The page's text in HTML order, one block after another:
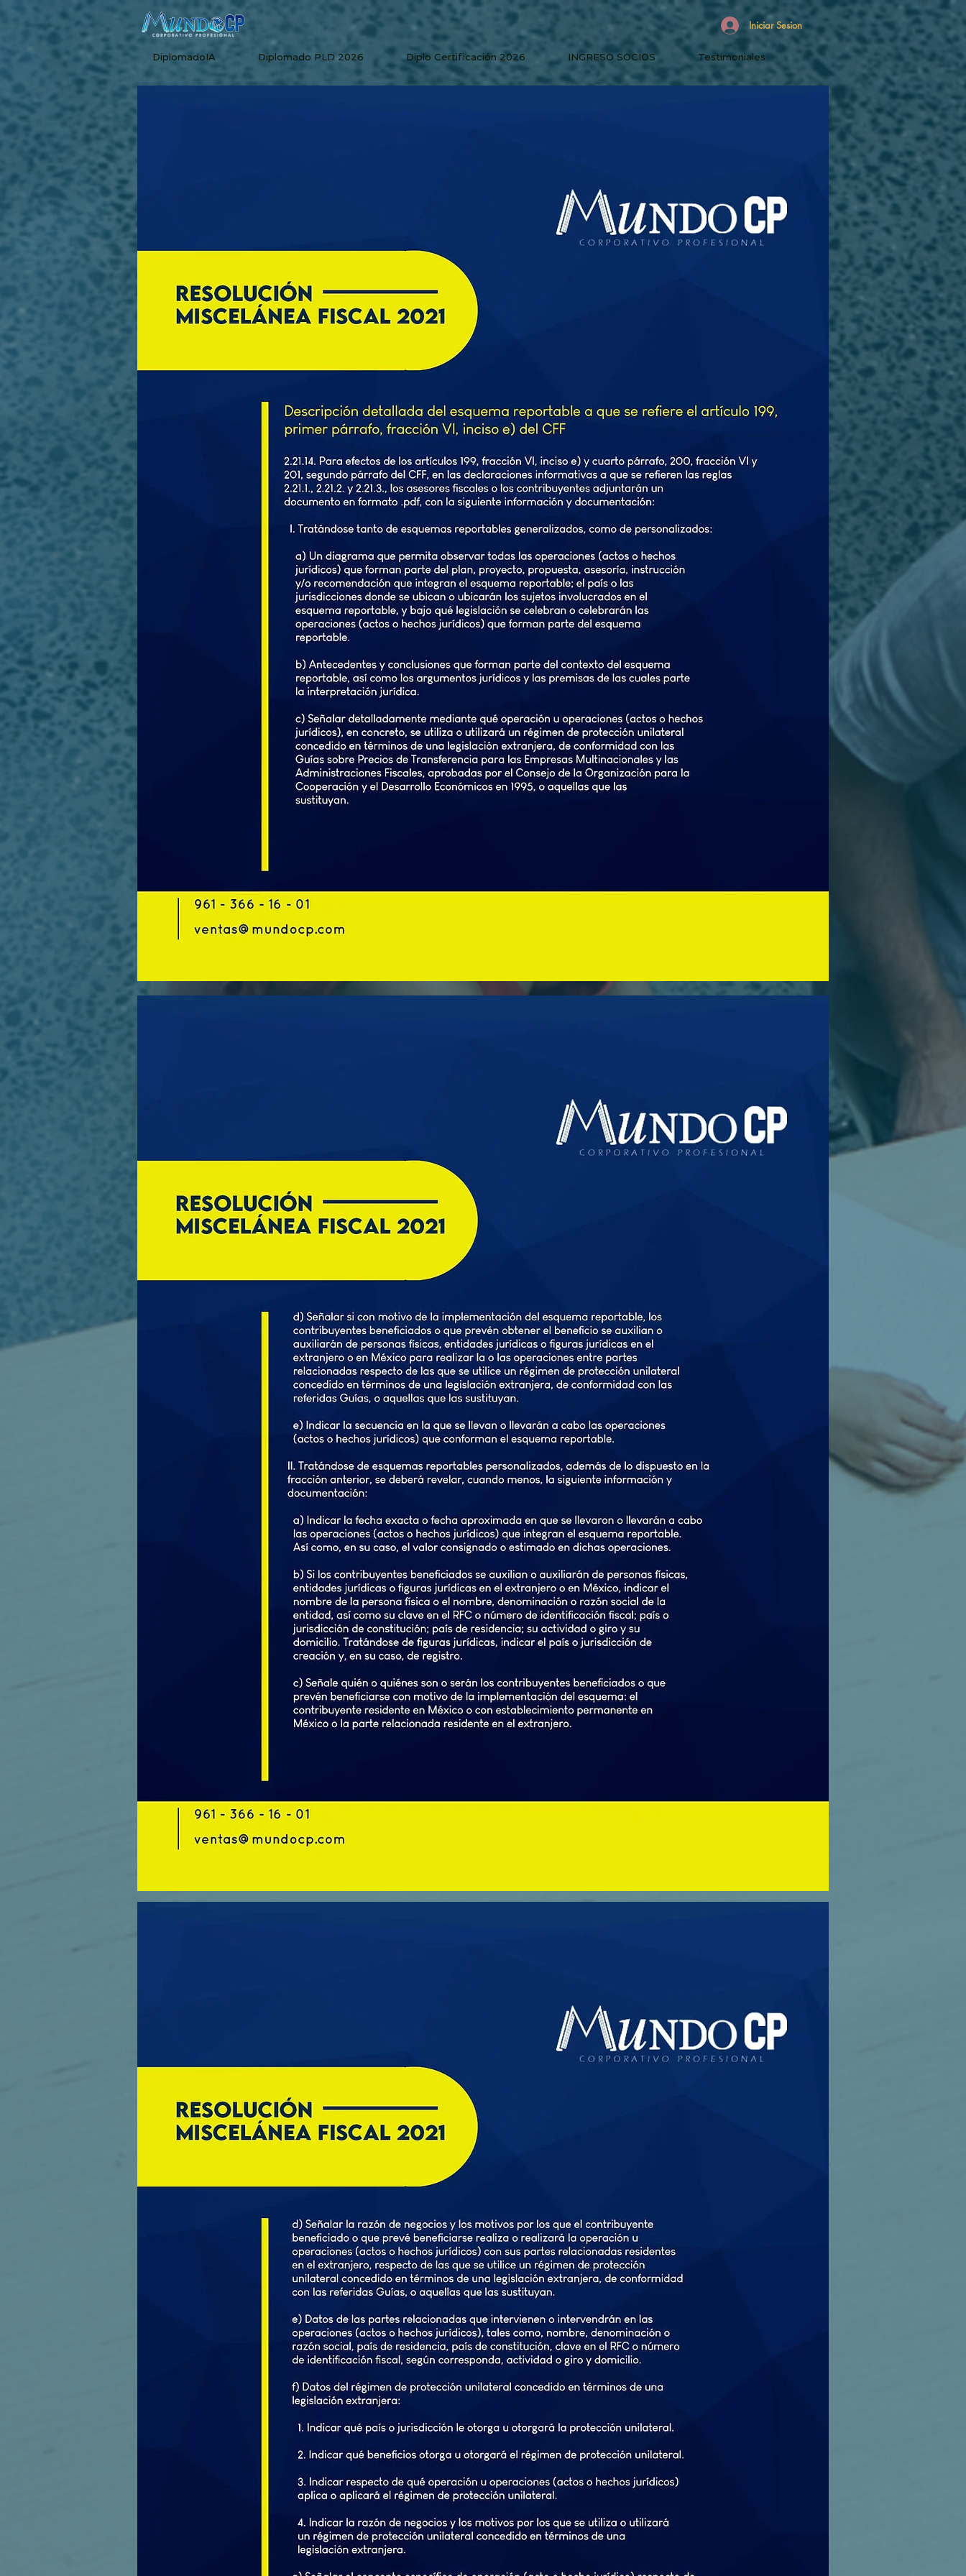
Iniciar Sesion
DiplomadoIA Diplomado PLD 2026 Diplo Certificación 2026 INGRESO SOCIOS Testimoniales